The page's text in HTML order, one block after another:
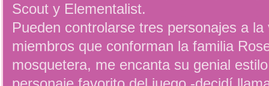
Scout y Elementalist.
Pueden controlarse tres personajes a
miembros que conforman la familia
mosquetera, me encanta su genial